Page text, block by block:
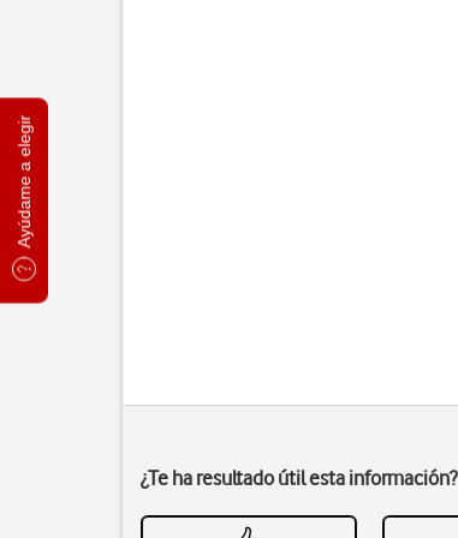
Ayúdame a elegir
¿Te ha resultado útil esta información?